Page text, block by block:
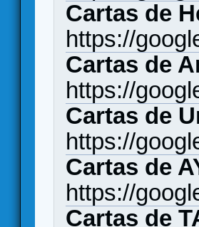
Cartas de
https://
Cartas de
https://
Cartas de
https://
Cartas de
https://
Cartas de